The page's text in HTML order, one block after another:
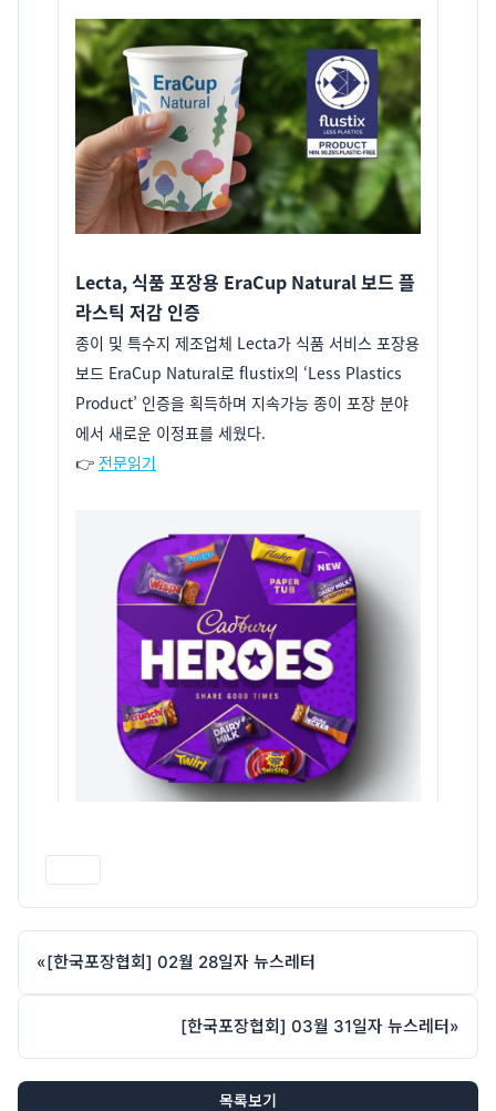
«[한국포장협회] 02월 28일자 뉴스레터
[한국포장협회] 03월 31일자 뉴스레터»
목록보기